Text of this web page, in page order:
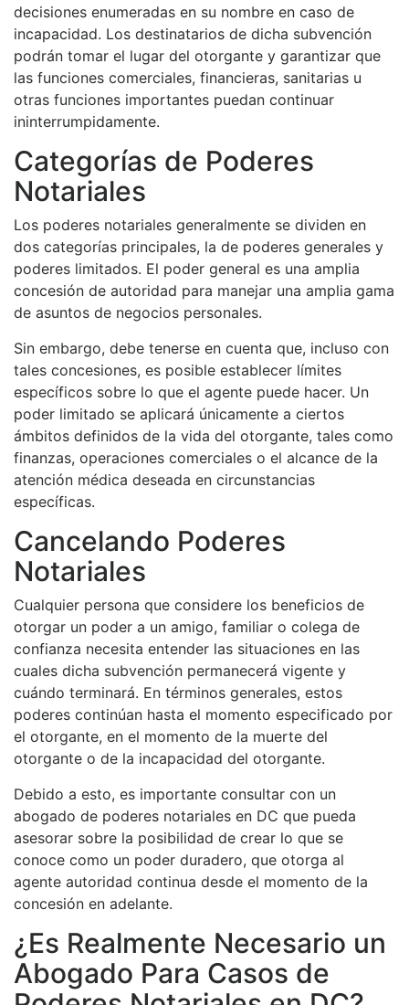
decisiones enumeradas en su nombre en caso de
incapacidad. Los destinatarios de dicha subvención
podrán tomar el lugar del otorgante y garantizar que
las funciones comerciales, financieras, sanitarias u
otras funciones importantes puedan continuar
ininterrumpidamente.
Categorías de Poderes
Notariales
Los poderes notariales generalmente se dividen en
dos categorías principales, la de poderes generales y
poderes limitados. El poder general es una amplia
concesión de autoridad para manejar una amplia gama
de asuntos de negocios personales.
Sin embargo, debe tenerse en cuenta que, incluso con
tales concesiones, es posible establecer límites
específicos sobre lo que el agente puede hacer. Un
poder limitado se aplicará únicamente a ciertos
ámbitos definidos de la vida del otorgante, tales como
finanzas, operaciones comerciales o el alcance de la
atención médica deseada en circunstancias
específicas.
Cancelando Poderes
Notariales
Cualquier persona que considere los beneficios de
otorgar un poder a un amigo, familiar o colega de
confianza necesita entender las situaciones en las
cuales dicha subvención permanecerá vigente y
cuándo terminará. En términos generales, estos
poderes continúan hasta el momento especificado por
el otorgante, en el momento de la muerte del
otorgante o de la incapacidad del otorgante.
Debido a esto, es importante consultar con un
abogado de poderes notariales en DC que pueda
asesorar sobre la posibilidad de crear lo que se
conoce como un poder duradero, que otorga al
agente autoridad continua desde el momento de la
concesión en adelante.
¿Es Realmente Necesario un
Abogado Para Casos de